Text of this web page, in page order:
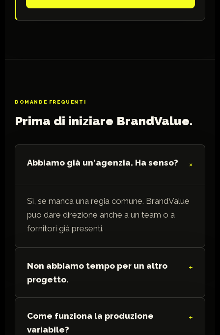
DOMANDE FREQUENTI
Prima di iniziare BrandValue.
Abbiamo già un'agenzia. Ha senso?
Sì, se manca una regia comune. BrandValue
può dare direzione anche a un team o a
fornitori già presenti.
Non abbiamo tempo per un altro
progetto.
Come funziona la produzione
variabile?